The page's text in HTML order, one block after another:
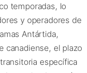
temporadas, lo
y operadores de
Antártida,
canadiense, el plazo
específica